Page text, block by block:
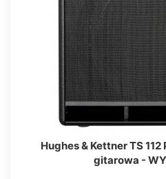
Hughes & Kettner TS
gitarowa -